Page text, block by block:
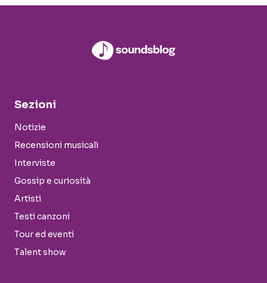
Sezioni
Notizie
Recensioni musicali
Interviste
Gossip e curiosità
Artisti
Testi canzoni
Tour ed eventi
Talent show